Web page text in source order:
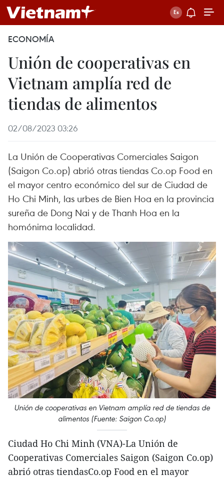
ECONOMÍA
Unión de cooperativas en
Vietnam amplía red de
tiendas de alimentos
02/08/2023 03:26
La Unión de Cooperativas Comerciales Saigon
(Saigon Co.op) abrió otras tiendas Co.op Food en
el mayor centro económico del sur de Ciudad de
Ho Chi Minh, las urbes de Bien Hoa en la provincia
sureña de Dong Nai y de Thanh Hoa en la
homónima localidad.
Unión de cooperativas en Vietnam amplía red de tiendas de
alimentos (Fuente: Saigon Co.op)
Ciudad Ho Chi Minh (VNA)-La Unión de
Cooperativas Comerciales Saigon (Saigon Co.op)
abrió otras tiendasCo.op Food en el mayor